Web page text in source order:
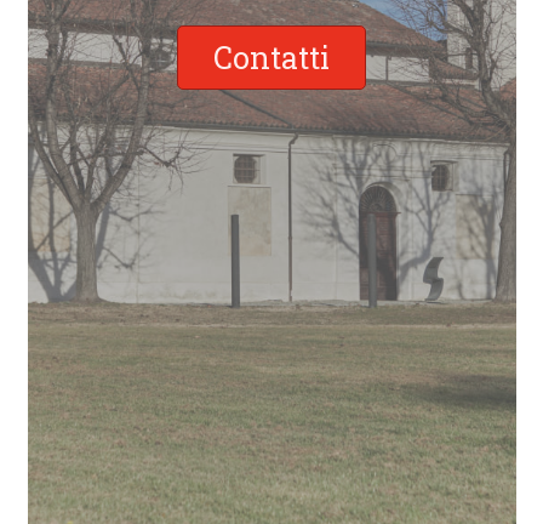
Contatti